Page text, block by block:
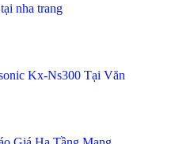
nha trang
Kx-Ns300 Tại Văn